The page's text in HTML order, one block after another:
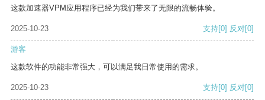
这款加速器VPM应用程序已经为我们带来了无限的流畅体验。
2025-10-23 支持[0] 反对[0]
游客
这款软件的功能非常强大，可以满足我日常使用的需求。
2025-10-23 支持[0] 反对[0]